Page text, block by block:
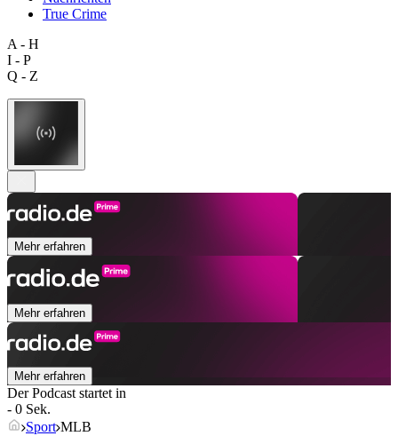
True Crime
A - H
I - P
Q - Z
Mehr erfahren
Mehr erfahren
Mehr erfahren
Der Podcast startet in
- 0 Sek.
Sport MLB